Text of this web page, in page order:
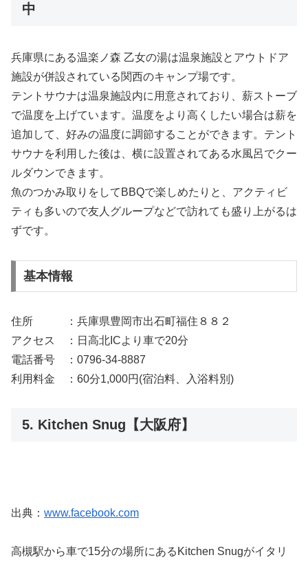
中
兵庫県にある温楽ノ森 乙女の湯は温泉施設とアウトドア
施設が併設されている関西のキャンプ場です。
テントサウナは温泉施設内に用意されており、薪ストーブ
で温度を上げています。温度をより高くしたい場合は薪を
追加して、好みの温度に調節することができます。テント
サウナを利用した後は、横に設置されてある水風呂でクー
ルダウンできます。
魚のつかみ取りをしてBBQで楽しめたりと、アクティビ
ティも多いので友人グループなどで訪れても盛り上がるは
ずです。
基本情報
住所 ：兵庫県豊岡市出石町福住８８２
アクセス ：日高北ICより車で20分
電話番号 ：0796-34-8887
利用料金 ：60分1,000円(宿泊料、入浴料別)
5. Kitchen Snug【大阪府】
出典： www.facebook.com
高槻駅から車で15分の場所にあるKitchen Snugがイタリ